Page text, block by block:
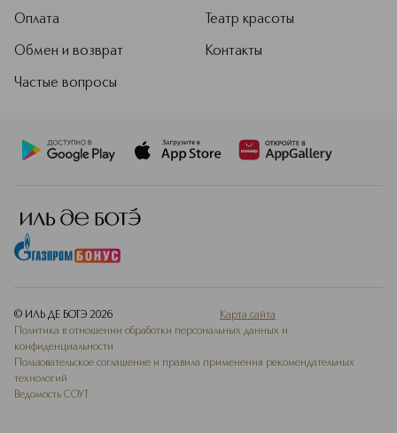
Оплата
Обмен и возврат
Частые вопросы
Театр красоты
Контакты
© ИЛЬ ДЕ БОТЭ 2026
Карта сайта
Политика в отношении обработки персональных данных и
конфиденциальности
Пользовательское соглашение и правила применения рекомендательных
технологий
Ведомость СОУТ